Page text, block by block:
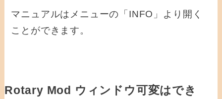
マニュアルはメニューの「INFO」より開く
ことができます。
Rotary Mod ウィンドウ可変はでき